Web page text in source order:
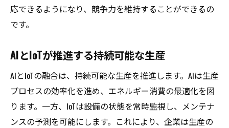
応できるようになり、競争力を維持することができるの
です。
AIとIoTが推進する持続可能な生産
AIとIoTの融合は、持続可能な生産を推進します。AIは生産
プロセスの効率化を進め、エネルギー消費の最適化を図
ります。一方、IoTは設備の状態を常時監視し、メンテナ
ンスの予測を可能にします。これにより、企業は生産の